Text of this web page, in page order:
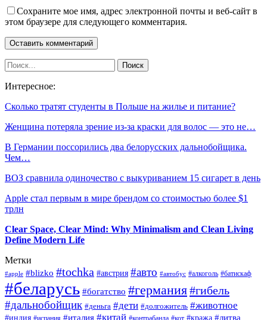
Сохраните мое имя, адрес электронной почты и веб-сайт в
этом браузере для следующего комментария.
Интересное:
Сколько тратят студенты в Польше на жилье и питание?
Женщина потеряла зрение из-за краски для волос — это не…
В Германии поссорились два белорусских дальнобойщика.
Чем…
ВОЗ сравнила одиночество с выкуриванием 15 сигарет в день
Apple стал первым в мире брендом со стоимостью более $1
трлн
Clear Space, Clear Mind: Why Minimalism and Clean Living
Define Modern Life
Метки
#apple #blizko #tochka #австрия #авто #автобус #алкоголь #батискаф
#беларусь #богатство #германия#гибель
#дальнобойщик #деньга #дети #долгожитель #животное
#индия #испания #италия #китай #контрабанда #кот #кража #литва